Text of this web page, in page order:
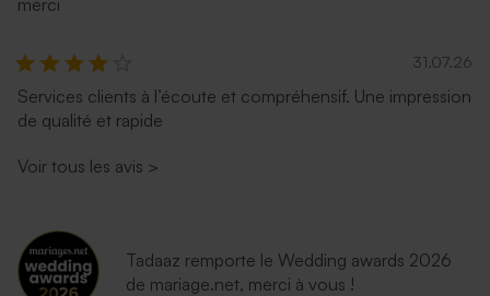
Enveloppe voeux longue
31.07.26
Services clients à l’écoute et compréhensif. Une impression
de qualité et rapide
Voir tous les avis >
Tadaaz remporte le Wedding awards 2026
de mariage.net, merci à vous !